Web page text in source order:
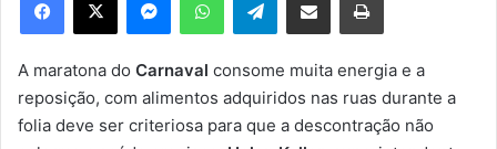
u
m
e
-
m
A maratona do Carnaval consome muita energia e a
reposição, com alimentos adquiridos nas ruas durante a
folia deve ser criteriosa para que a descontração não